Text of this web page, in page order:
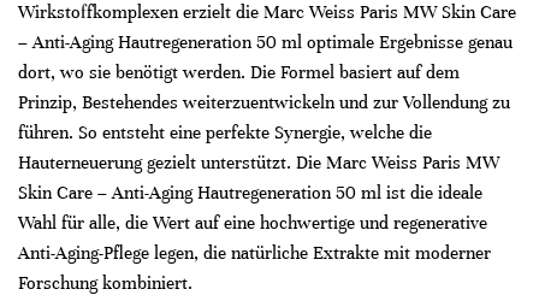
Wirkstoffkomplexen erzielt die Marc Weiss Paris MW Skin Care
– Anti-Aging Hautregeneration 50 ml optimale Ergebnisse genau
dort, wo sie benötigt werden. Die Formel basiert auf dem
Prinzip, Bestehendes weiterzuentwickeln und zur Vollendung zu
führen. So entsteht eine perfekte Synergie, welche die
Hauterneuerung gezielt unterstützt. Die Marc Weiss Paris MW
Skin Care – Anti-Aging Hautregeneration 50 ml ist die ideale
Wahl für alle, die Wert auf eine hochwertige und regenerative
Anti-Aging-Pflege legen, die natürliche Extrakte mit moderner
Forschung kombiniert.